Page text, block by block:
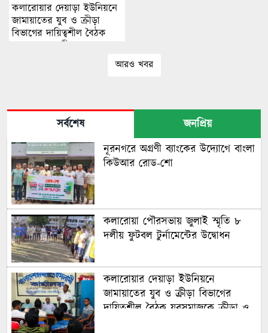
কলারোয়ার দেয়াড়া ইউনিয়নে
জামায়াতের যুব ও ক্রীড়া
বিভাগের দায়িত্বশীল বৈঠক
যুবসমাজকে ক্রীড়া ও
ইতিবাচক সামাজিক কর্মকাণ্ডেআরও খবর
সর্বশেষ
জনপ্রিয়
নূরনগরে অগ্রণী ব্যাংকের উদ্যোগে বাংলা
কিউআর রোড-শো
কলারোয়া পৌরসভায় জুলাই স্মৃতি ৮
দলীয় ফুটবল টুর্নামেন্টের উদ্বোধন
কলারোয়ার দেয়াড়া ইউনিয়নে
জামায়াতের যুব ও ক্রীড়া বিভাগের
দায়িত্বশীল বৈঠক যুবসমাজকে ক্রীড়া ও